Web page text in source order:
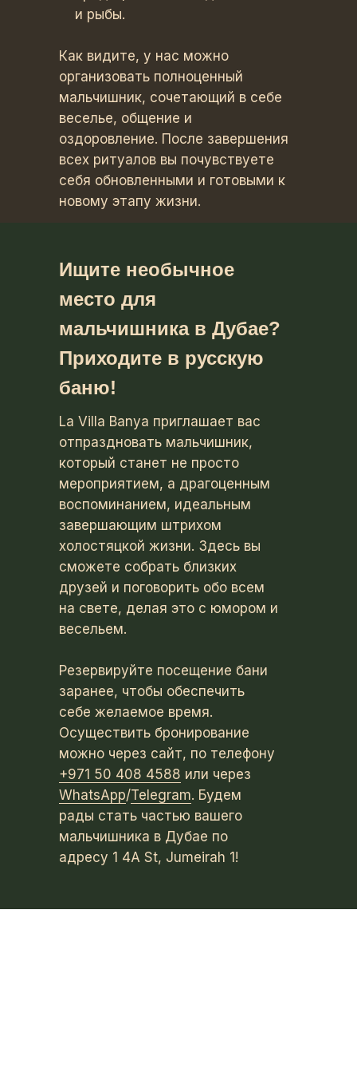
и рыбы.
Как видите, у нас можно
организовать полноценный
мальчишник, сочетающий в себе
веселье, общение и
оздоровление. После завершения
всех ритуалов вы почувствуете
себя обновленными и готовыми к
новому этапу жизни.
Ищите необычное
место для
мальчишника в Дубае?
Приходите в русскую
баню!
La Villa Banya приглашает вас
отпраздновать мальчишник,
который станет не просто
мероприятием, а драгоценным
воспоминанием, идеальным
завершающим штрихом
холостяцкой жизни. Здесь вы
сможете собрать близких
друзей и поговорить обо всем
на свете, делая это с юмором и
весельем.
Резервируйте посещение бани
заранее, чтобы обеспечить
себе желаемое время.
Осуществить бронирование
можно через сайт, по телефону
+971 50 408 4588 или через
WhatsApp/Telegram. Будем
рады стать частью вашего
мальчишника в Дубае по
адресу 1 4A St, Jumeirah 1!